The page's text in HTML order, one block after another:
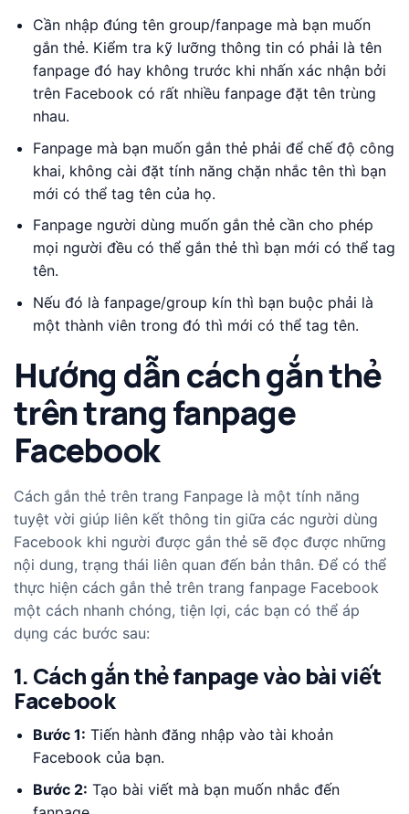
Cần nhập đúng tên group/fanpage mà bạn muốn
gắn thẻ. Kiểm tra kỹ lưỡng thông tin có phải là tên
fanpage đó hay không trước khi nhấn xác nhận bởi
trên Facebook có rất nhiều fanpage đặt tên trùng
nhau.
Fanpage mà bạn muốn gắn thẻ phải để chế độ công
khai, không cài đặt tính năng chặn nhắc tên thì bạn
mới có thể tag tên của họ.
Fanpage người dùng muốn gắn thẻ cần cho phép
mọi người đều có thể gắn thẻ thì bạn mới có thể tag
tên.
Nếu đó là fanpage/group kín thì bạn buộc phải là
một thành viên trong đó thì mới có thể tag tên.
Hướng dẫn cách gắn thẻ
trên trang fanpage
Facebook
Cách gắn thẻ trên trang Fanpage là một tính năng
tuyệt vời giúp liên kết thông tin giữa các người dùng
Facebook khi người được gắn thẻ sẽ đọc được những
nội dung, trạng thái liên quan đến bản thân. Để có thể
thực hiện cách gắn thẻ trên trang fanpage Facebook
một cách nhanh chóng, tiện lợi, các bạn có thể áp
dụng các bước sau:
1. Cách gắn thẻ fanpage vào bài viết
Facebook
Bước 1: Tiến hành đăng nhập vào tài khoản
Facebook của bạn.
Bước 2: Tạo bài viết mà bạn muốn nhắc đến